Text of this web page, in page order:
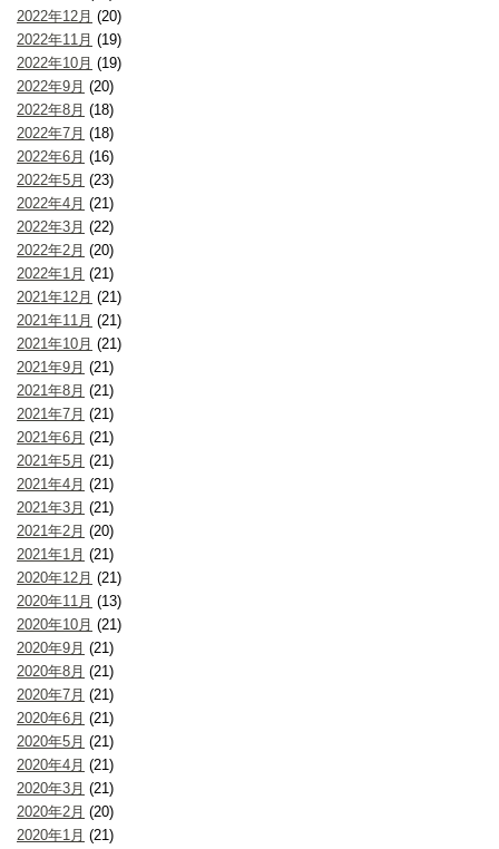
2022年12月 (20)
2022年11月 (19)
2022年10月 (19)
2022年9月 (20)
2022年8月 (18)
2022年7月 (18)
2022年6月 (16)
2022年5月 (23)
2022年4月 (21)
2022年3月 (22)
2022年2月 (20)
2022年1月 (21)
2021年12月 (21)
2021年11月 (21)
2021年10月 (21)
2021年9月 (21)
2021年8月 (21)
2021年7月 (21)
2021年6月 (21)
2021年5月 (21)
2021年4月 (21)
2021年3月 (21)
2021年2月 (20)
2021年1月 (21)
2020年12月 (21)
2020年11月 (13)
2020年10月 (21)
2020年9月 (21)
2020年8月 (21)
2020年7月 (21)
2020年6月 (21)
2020年5月 (21)
2020年4月 (21)
2020年3月 (21)
2020年2月 (20)
2020年1月 (21)